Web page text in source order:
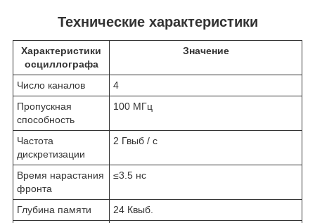
Технические характеристики
Характеристики
осциллографа
Значение
Число каналов
4
Пропускная
способность
100 МГц
Частота
дискретизации
2 Гвыб / с
Время нарастания
фронта
≤3.5 нс
Глубина памяти
24 Квыб.